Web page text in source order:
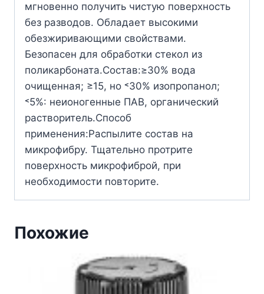
мгновенно получить чистую поверхность
без разводов. Обладает высокими
обезжиривающими свойствами.
Безопасен для обработки стекол из
поликарбоната.Состав:≥30% вода
очищенная; ≥15, но ˂30% изопропанол;
˂5%: неионогенные ПАВ, органический
растворитель.Способ
применения:Распылите состав на
микрофибру. Тщательно протрите
поверхность микрофиброй, при
необходимости повторите.
Похожие